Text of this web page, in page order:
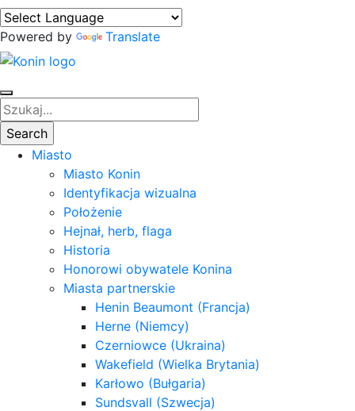
Powered by Translate
Miasto
Miasto Konin
Identyfikacja wizualna
Położenie
Hejnał, herb, flaga
Historia
Honorowi obywatele Konina
Miasta partnerskie
Henin Beaumont (Francja)
Herne (Niemcy)
Czerniowce (Ukraina)
Wakefield (Wielka Brytania)
Karłowo (Bułgaria)
Sundsvall (Szwecja)